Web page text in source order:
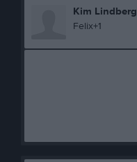
Kim Lindberg
Felix+1